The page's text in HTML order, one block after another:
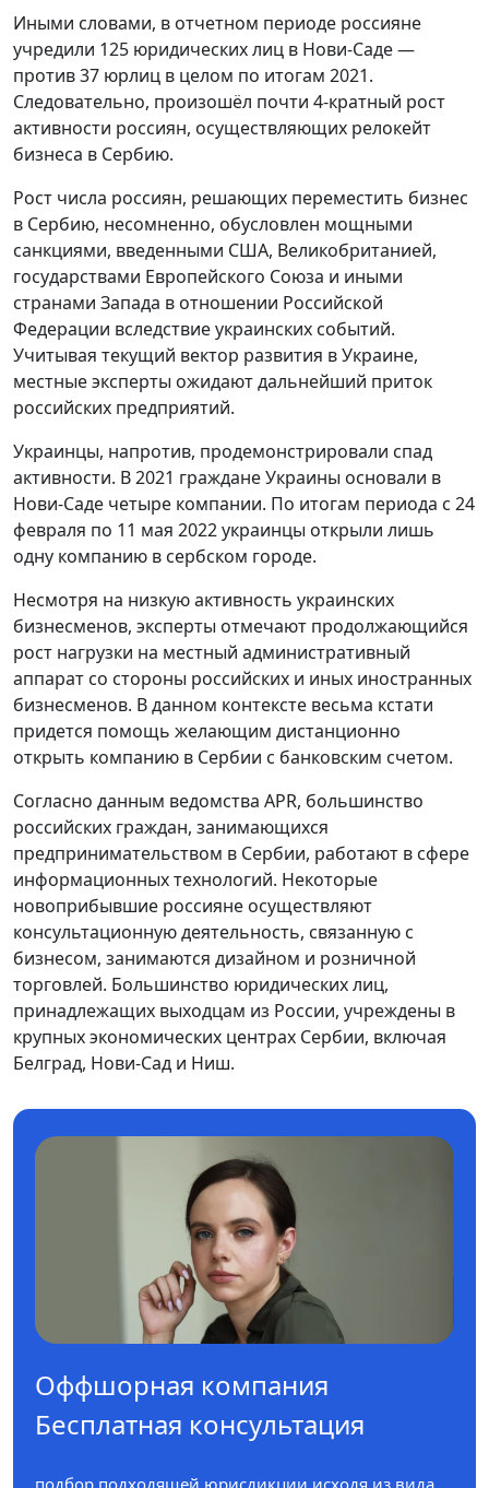
Иными словами, в отчетном периоде россияне
учредили 125 юридических лиц в Нови-Саде —
против 37 юрлиц в целом по итогам 2021.
Следовательно, произошёл почти 4-кратный рост
активности россиян, осуществляющих релокейт
бизнеса в Сербию.
Рост числа россиян, решающих переместить бизнес
в Сербию, несомненно, обусловлен мощными
санкциями, введенными США, Великобританией,
государствами Европейского Союза и иными
странами Запада в отношении Российской
Федерации вследствие украинских событий.
Учитывая текущий вектор развития в Украине,
местные эксперты ожидают дальнейший приток
российских предприятий.
Украинцы, напротив, продемонстрировали спад
активности. В 2021 граждане Украины основали в
Нови-Саде четыре компании. По итогам периода с 24
февраля по 11 мая 2022 украинцы открыли лишь
одну компанию в сербском городе.
Несмотря на низкую активность украинских
бизнесменов, эксперты отмечают продолжающийся
рост нагрузки на местный административный
аппарат со стороны российских и иных иностранных
бизнесменов. В данном контексте весьма кстати
придется помощь желающим дистанционно
открыть компанию в Сербии с банковским счетом.
Согласно данным ведомства APR, большинство
российских граждан, занимающихся
предпринимательством в Сербии, работают в сфере
информационных технологий. Некоторые
новоприбывшие россияне осуществляют
консультационную деятельность, связанную с
бизнесом, занимаются дизайном и розничной
торговлей. Большинство юридических лиц,
принадлежащих выходцам из России, учреждены в
крупных экономических центрах Сербии, включая
Белград, Нови-Сад и Ниш.
Оффшорная компания
Бесплатная консультация